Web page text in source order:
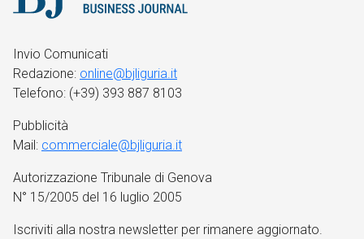
Invio Comunicati
Redazione: online@bjliguria.it
Telefono: (+39) 393 887 8103
Pubblicità
Mail: commerciale@bjliguria.it
Autorizzazione Tribunale di Genova
N° 15/2005 del 16 luglio 2005
Iscriviti alla nostra newsletter per rimanere aggiornato.